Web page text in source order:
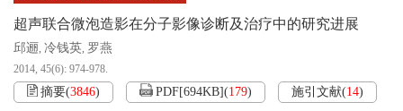
超声联合微泡造影在分子影像诊断及治疗中的研究进展
邱逦, 冷钱英, 罗燕
2014, 45(6): 974-978.
摘要(3846) PDF[694KB](179) 施引文献(14)